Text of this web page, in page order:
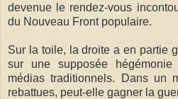
devenue le rendez-vous
du Nouveau Front populaire.
Sur la toile, la droite a en partie
sur une supposée
médias traditionnels. Dans un
rebattues, peut-elle gagner la